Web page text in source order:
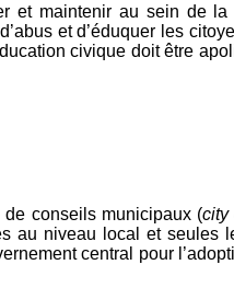
et maintenir au sein de
et d’éduquer les
civique doit être
de conseils municipaux (city
au niveau local et
central pour